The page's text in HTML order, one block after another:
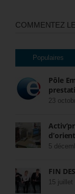
COMMENTEZ
Populaires
Pôle
23
5
FIN
15 juillet